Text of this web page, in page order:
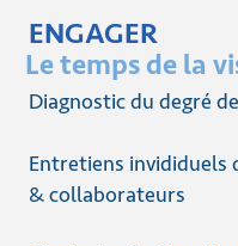
ENGAGER
Le temps de la
Diagnostic du degré
Entretiens invididuels
& collaborateurs